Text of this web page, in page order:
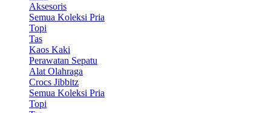
Aksesoris
Semua Koleksi Pria
Topi
Tas
Kaos Kaki
Perawatan Sepatu
Alat Olahraga
Crocs Jibbitz
Semua Koleksi Pria
Topi